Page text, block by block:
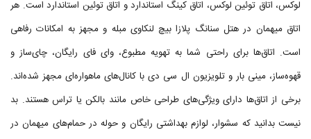
لوکس، اتاق توئین لوکس، اتاق کینگ استاندارد و اتاق توئین استاندارد است. هر
اتاق میهمان در هتل سنانگ پلازا بیچ لنکاوی مبله و مجهز به امکانات رفاهی
است. اتاق‌ها برای راحتی شما به تهویه مطبوع، وای فای رایگان، چای‌ساز و
قهوه‌ساز، مینی بار و تلویزیون ال سی دی با کانال‌های ماهواره‌ای مجهز شده‌اند.
برخی از اتاق‌ها دارای ویژگی‌های طراحی خاص مانند بالکن یا تراس هستند. بد
نیست بدانید که سشوار، لوازم بهداشتی رایگان و حوله در حمام‌های میهمان در